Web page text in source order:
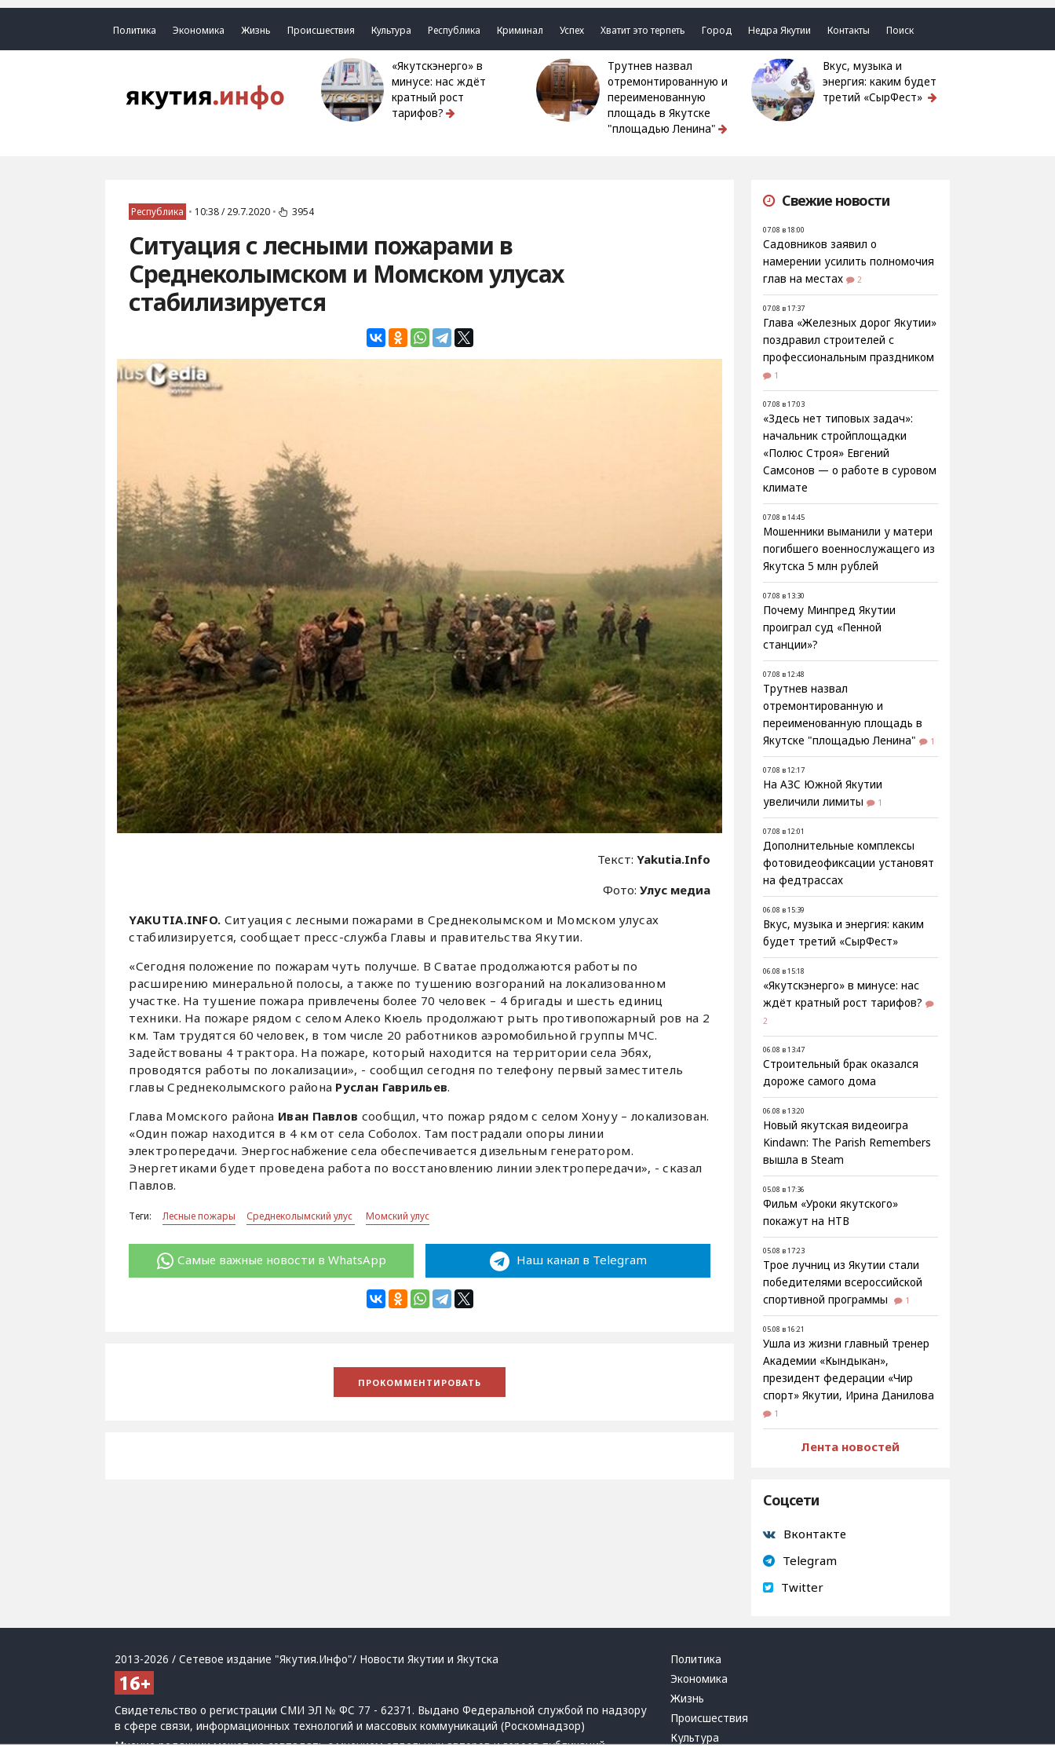
Политика Экономика Жизнь Происшествия Культура Республика Криминал Успех Хватит это терпеть Город Недра Якутии Контакты Поиск
«Якутскэнерго» в
минусе: нас ждёт
кратный рост
тарифов?
Трутнев назвал
отремонтированную и
переименованную
площадь в Якутске
"площадью Ленина"
Вкус, музыка и
энергия: каким будет
третий «СырФест»
Республика • 10:38 / 29.7.2020 • 3954
Ситуация с лесными пожарами в
Среднеколымском и Момском улусах
стабилизируется
Текст:Yakutia.Info
Фото:Улус медиа
YAKUTIA.INFO. Ситуация с лесными пожарами в Среднеколымском и Момском улусах
стабилизируется, сообщает пресс-служба Главы и правительства Якутии.
«Сегодня положение по пожарам чуть получше. В Сватае продолжаются работы по
расширению минеральной полосы, а также по тушению возгораний на локализованном
участке. На тушение пожара привлечены более 70 человек – 4 бригады и шесть единиц
техники. На пожаре рядом с селом Алеко Кюель продолжают рыть противопожарный ров на 2
км. Там трудятся 60 человек, в том числе 20 работников аэромобильной группы МЧС.
Задействованы 4 трактора. На пожаре, который находится на территории села Эбях,
проводятся работы по локализации», - сообщил сегодня по телефону первый заместитель
главы Среднеколымского района Руслан Гаврильев.
Глава Момского района Иван Павлов сообщил, что пожар рядом с селом Хонуу – локализован.
«Один пожар находится в 4 км от села Соболох. Там пострадали опоры линии
электропередачи. Энергоснабжение села обеспечивается дизельным генератором.
Энергетиками будет проведена работа по восстановлению линии электропередачи», - сказал
Павлов.
Теги: Лесные пожары Среднеколымский улус Момский улус
Самые важные новости в WhatsApp Наш канал в Telegram
Свежие новости
07.08 в 18:00
Садовников заявил о
намерении усилить полномочия
глав на местах
2
07.08 в 17:37
Глава «Железных дорог Якутии»
поздравил строителей с
профессиональным праздником
1
07.08 в 17:03
«Здесь нет типовых задач»:
начальник стройплощадки
«Полюс Строя» Евгений
Самсонов — о работе в суровом
климате
07.08 в 14:45
Мошенники выманили у матери
погибшего военнослужащего из
Якутска 5 млн рублей
07.08 в 13:30
Почему Минпред Якутии
проиграл суд «Пенной
станции»?
07.08 в 12:48
Трутнев назвал
отремонтированную и
переименованную площадь в
Якутске "площадью Ленина"
1
07.08 в 12:17
На АЗС Южной Якутии
увеличили лимиты
1
07.08 в 12:01
Дополнительные комплексы
фотовидеофиксации установят
на федтрассах
06.08 в 15:39
Вкус, музыка и энергия: каким
будет третий «СырФест»
06.08 в 15:18
«Якутскэнерго» в минусе: нас
ждёт кратный рост тарифов?
2
06.08 в 13:47
Строительный брак оказался
дороже самого дома
06.08 в 13:20
Новый якутская видеоигра
Kindawn: The Parish Remembers
вышла в Steam
05.08 в 17:36
Фильм «Уроки якутского»
покажут на НТВ
05.08 в 17:23
Трое лучниц из Якутии стали
победителями всероссийской
спортивной программы
1
05.08 в 16:21
Ушла из жизни главный тренер
Академии «Кындыкан»,
президент федерации «Чир
спорт» Якутии, Ирина Данилова
1
Лента новостей
Соцсети
Вконтакте
Telegram
Twitter
2013-2026 / Сетевое издание "Якутия.Инфо"/ Новости Якутии и Якутска
Свидетельство о регистрации СМИ ЭЛ № ФС 77 - 62371. Выдано Федеральной службой по надзору
в сфере связи, информационных технологий и массовых коммуникаций (Роскомнадзор)
Мнение редакции может не совпадать с мнением отдельных авторов и героев публикаций.
Политика
Экономика
Жизнь
Происшествия
Культура